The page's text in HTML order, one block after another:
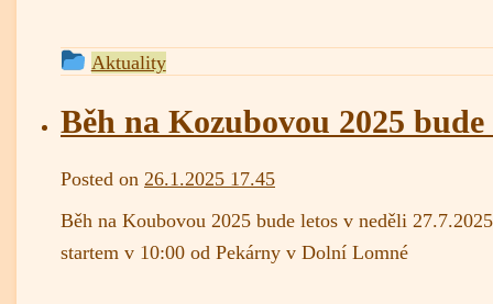
This
was
posted
Aktuality
Běh na Kozubovou 2025 bude
Posted on 26.1.2025 17.45
Běh na Koubovou 2025 bude letos v neděli
startem v 10:00 od Pekárny v Dolní Lomné